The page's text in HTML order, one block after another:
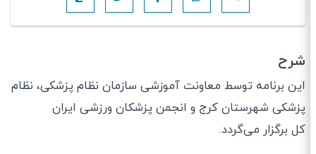
شرح
این برنامه توسط معاونت آموزشی سازمان نظام پزشکی، نظام
پزشکی شهرستان کرج و انجمن پزشکان ورزشی ایران
کل برگزار می‌گردد.